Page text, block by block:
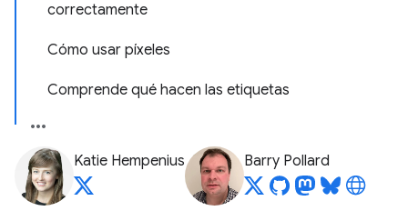
correctamente
Cómo usar píxeles
Comprende qué hacen las etiquetas
Katie Hempenius Barry Pollard